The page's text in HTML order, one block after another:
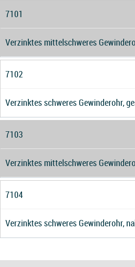
7101
Verzinktes mittelschweres
7102
Verzinktes schweres Gewinderohr,
7103
Verzinktes mittelschweres
7104
Verzinktes schweres Gewinderohr,